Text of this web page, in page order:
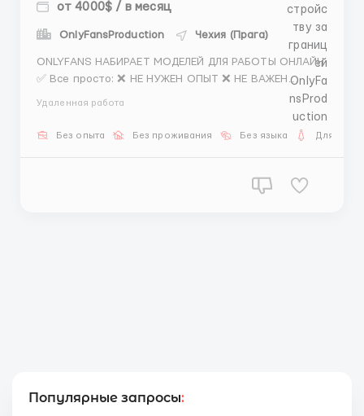
от 4000$ / в месяц
OnlyFansProduction Чехия (Прага)
ONLYFANS НАБИРАЕТ МОДЕЛЕЙ ДЛЯ РАБОТЫ ОНЛАЙН
✅ Все просто: ❌ НЕ НУЖЕН ОПЫТ ❌ НЕ ВАЖЕН
ДЕЯТЕЛЬНОСТЬ ❌ НЕ ОБЯЗАТЕЛЬНО ВЫХОДИТЬ ИЗ
Удаленная работа
Без опыта Без проживания Без языка Для
Популярные запросы: